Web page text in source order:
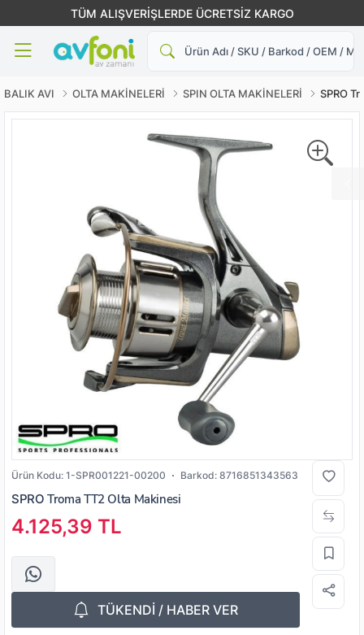
TÜM ALIŞVERİŞLERDE ÜCRETSİZ KARGO
BALIK AVI OLTA MAKİNELERİ SPIN OLTA MAKİNELERİ SPRO
Ürün Kodu: 1-SPR001221-00200 Barkod: 8716851343563
SPRO Troma TT2 Olta Makinesi
4.125,39 TL
TÜKENDİ / HABER VER